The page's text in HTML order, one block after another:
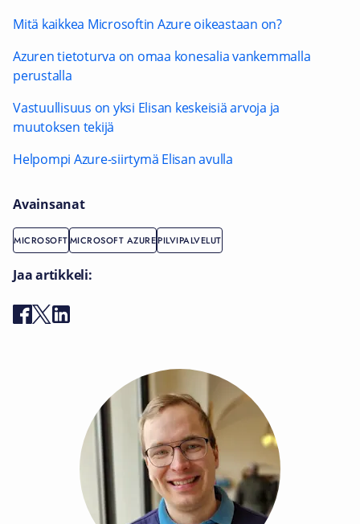
Mitä kaikkea Microsoftin Azure oikeastaan on?
Azuren tietoturva on omaa konesalia vankemmalla
perustalla
Vastuullisuus on yksi Elisan keskeisiä arvoja ja
muutoksen tekijä
Helpompi Azure-siirtymä Elisan avulla
Avainsanat
MICROSOFTMICROSOFT AZUREPILVIPALVELUT
Jaa artikkeli: